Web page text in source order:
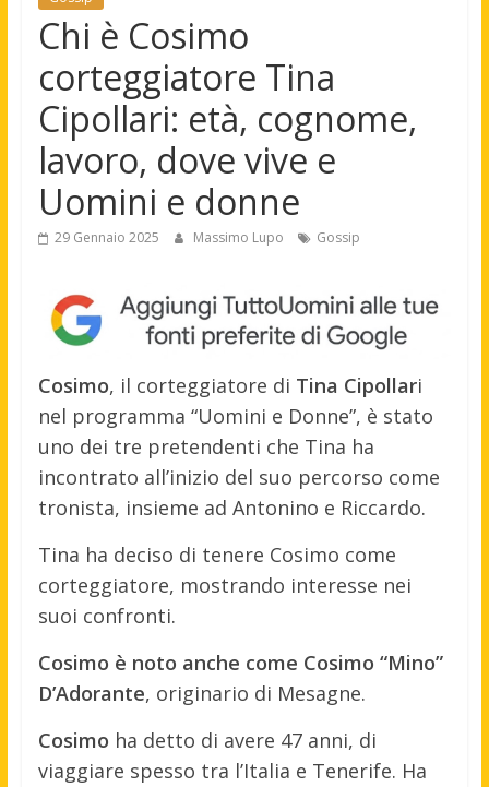
Chi è Cosimo
corteggiatore Tina
Cipollari: età, cognome,
lavoro, dove vive e
Uomini e donne
29 Gennaio 2025 Massimo Lupo Gossip
Cosimo, il corteggiatore di Tina Cipollari
nel programma “Uomini e Donne”, è stato
uno dei tre pretendenti che Tina ha
incontrato all’inizio del suo percorso come
tronista, insieme ad Antonino e Riccardo.
Tina ha deciso di tenere Cosimo come
corteggiatore, mostrando interesse nei
suoi confronti.
Cosimo è noto anche come Cosimo “Mino”
D’Adorante, originario di Mesagne.
Cosimo ha detto di avere 47 anni, di
viaggiare spesso tra l’Italia e Tenerife. Ha